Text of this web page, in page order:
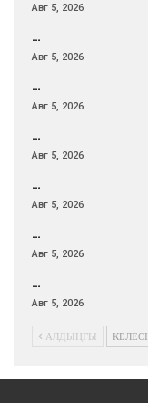
Авг 5, 2026
…
Авг 5, 2026
…
Авг 5, 2026
…
Авг 5, 2026
…
Авг 5, 2026
…
Авг 5, 2026
…
Авг 5, 2026
АЛДЫҢҒЫ КЕЛЕСІ